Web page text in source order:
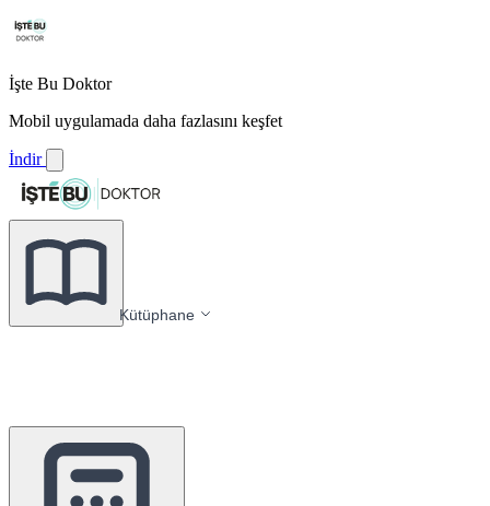
İşte Bu Doktor
Mobil uygulamada daha fazlasını keşfet
İndir
Kütüphane